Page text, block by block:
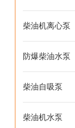
柴油机离心泵
防爆柴油水泵
柴油自吸泵
柴油机水泵